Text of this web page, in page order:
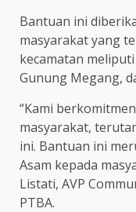
Bantuan ini
masyarakat yang
kecamatan
Gunung Megang,
“Kami
masyarakat,
ini. Bantuan ini
Asam kepada
Listati, AVP
PTBA.